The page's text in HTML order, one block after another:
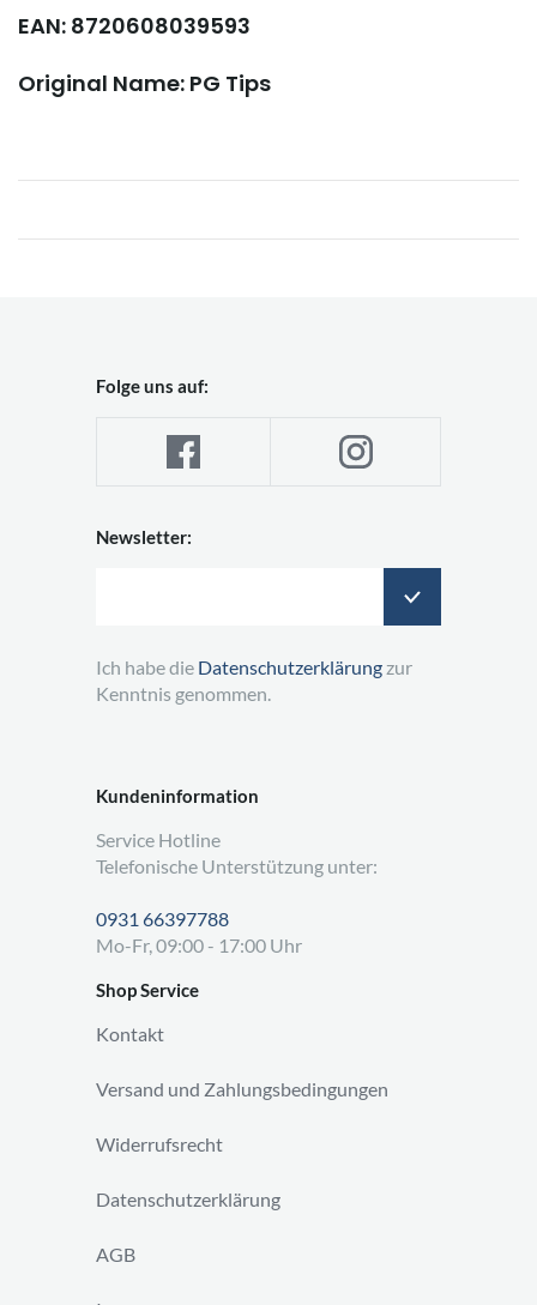
EAN: 8720608039593
Original Name: PG Tips
Kundeninformation
Service Hotline
Telefonische Unterstützung unter:
0931 66397788
Mo-Fr, 09:00 - 17:00 Uhr
Shop Service
Kontakt
Versand und Zahlungsbedingungen
Widerrufsrecht
Datenschutzerklärung
AGB
Folge uns auf:
Newsletter:
Ich habe die Datenschutzerklärung zur
Kenntnis genommen.